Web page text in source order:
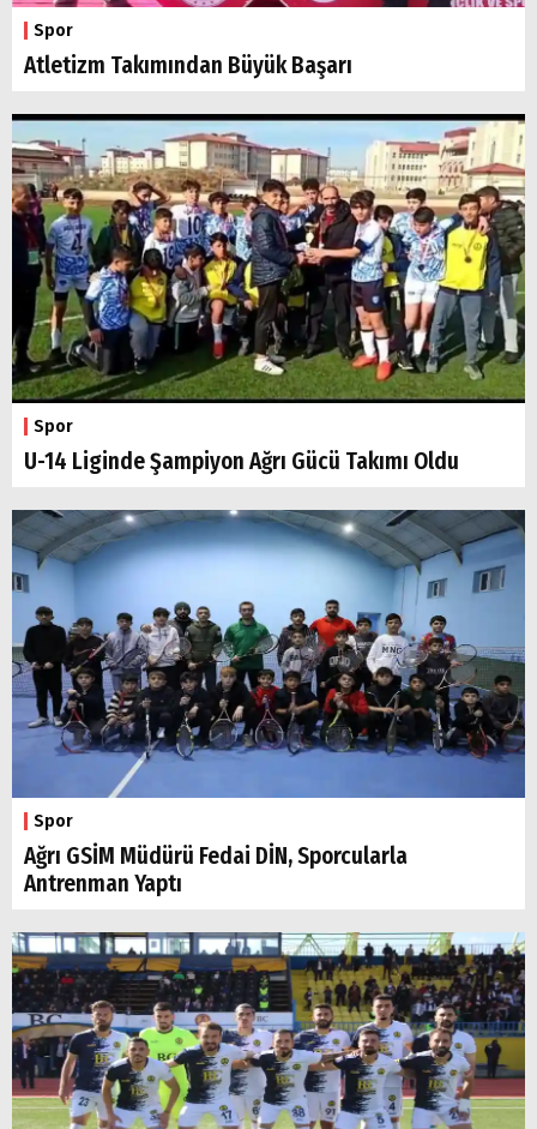
Spor
Atletizm Takımından Büyük Başarı
Spor
U-14 Liginde Şampiyon Ağrı Gücü Takımı Oldu
Spor
Ağrı GSİM Müdürü Fedai DİN, Sporcularla
Antrenman Yaptı